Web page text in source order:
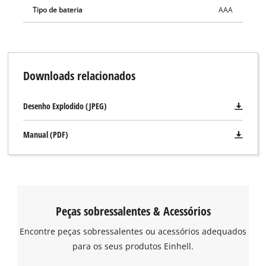
Tipo de bateria AAA
Downloads relacionados
Desenho Explodido (JPEG)
Manual (PDF)
Peças sobressalentes & Acessórios
Encontre peças sobressalentes ou acessórios adequados
para os seus produtos Einhell.